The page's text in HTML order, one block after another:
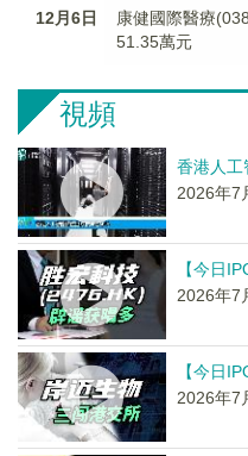
12月6日
康健國際醫療
51.35萬元
視頻
香港人工
2026年7
【今日
2026年7
【今日
2026年7